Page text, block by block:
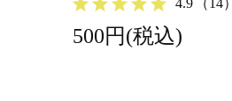
500円(税込)